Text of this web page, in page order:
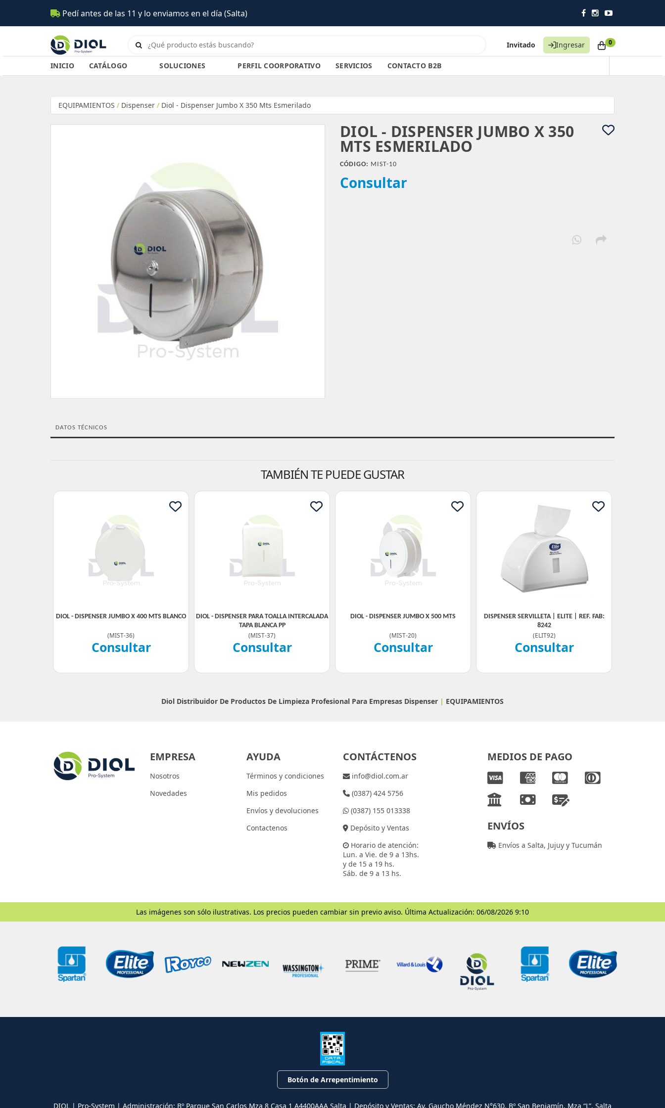
Pedí antes de las 11 y lo enviamos en el día (Salta)
Invitado Ingresar 0
INICIO CATÁLOGO SOLUCIONES PERFIL COORPORATIVO SERVICIOS CONTACTO B2B
EQUIPAMIENTOS / Dispenser / Diol - Dispenser Jumbo X 350 Mts Esmerilado
DIOL - DISPENSER JUMBO X 350
MTS ESMERILADO
CÓDIGO: MIST-10
Consultar
DATOS TÉCNICOS
TAMBIÉN TE PUEDE GUSTAR
DIOL - DISPENSER JUMBO X 400 MTS BLANCO
(MIST-36)
Consultar
DIOL - DISPENSER PARA TOALLA INTERCALADA
TAPA BLANCA PP
(MIST-37)
Consultar
DIOL - DISPENSER JUMBO X 500 MTS
(MIST-20)
Consultar
DISPENSER SERVILLETA | ELITE | REF. FAB:
8242
(ELIT92)
Consultar
Diol Distribuidor De Productos De Limpieza Profesional Para Empresas Dispenser | EQUIPAMIENTOS
EMPRESA
Nosotros
Novedades
AYUDA
Términos y condiciones
Mis pedidos
Envíos y devoluciones
Contactenos
CONTÁCTENOS
info@diol.com.ar
(0387) 424 5756
(0387) 155 013338
Depósito y Ventas
Horario de atención:
Lun. a Vie. de 9 a 13hs.
y de 15 a 19 hs.
Sáb. de 9 a 13 hs.
MEDIOS DE PAGO
ENVÍOS
Envíos a Salta, Jujuy y Tucumán
Las imágenes son sólo ilustrativas. Los precios pueden cambiar sin previo aviso. Última Actualización: 06/08/2026 9:10
Botón de Arrepentimiento
DIOL | Pro-System | Administración: Bº Parque San Carlos Mza 8 Casa 1 A4400AAA Salta | Depósito y Ventas: Av. Gaucho Méndez N°630. Bº San Benjamín, Mza “L”, Salta